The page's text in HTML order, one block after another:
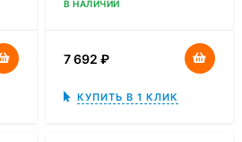
В НАЛИЧИИ
7 692 ₽
КУПИТЬ В 1 КЛИК